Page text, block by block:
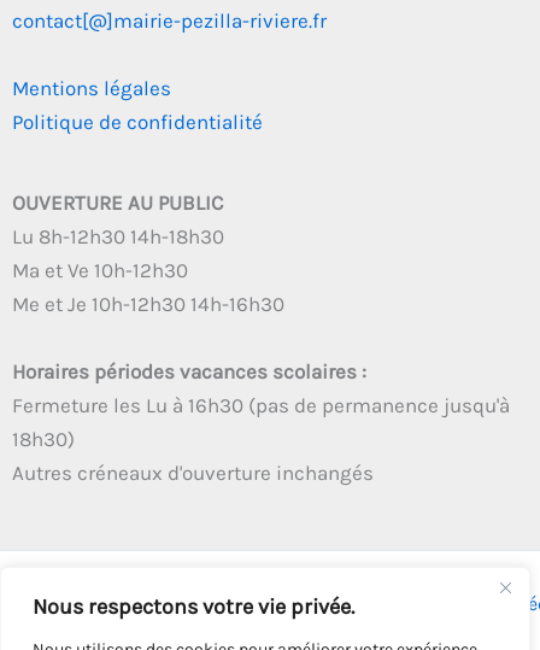
Nous respectons votre vie privée.
contact[@]mairie-pezilla-riviere.fr
Mentions légales
Politique de confidentialité
OUVERTURE AU PUBLIC
Lu 8h-12h30 14h-18h30
Ma et Ve 10h-12h30
Me et Je 10h-12h30 14h-16h30
Horaires périodes vacances scolaires :
Fermeture les Lu à 16h30 (pas de permanence jusqu'à
18h30)
Autres créneaux d'ouverture inchangés
Copyright © 2026 - Tous droits réservés - | Webmaster
Solution